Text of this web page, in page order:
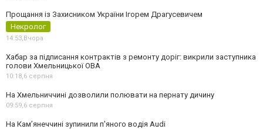
Прощання із Захисником України Ігорем Драгусевичем
Некролог
14:53,Вчора
Хабар за підписання контрактів з ремонту доріг: викрили заступника
голови Хмельницької ОВА
10:18,6 серпня
На Хмельниччині дозволили полювати на пернату дичину
09:59,6 серпня
На Камʼянеччині зупинили п'яного водія Audi